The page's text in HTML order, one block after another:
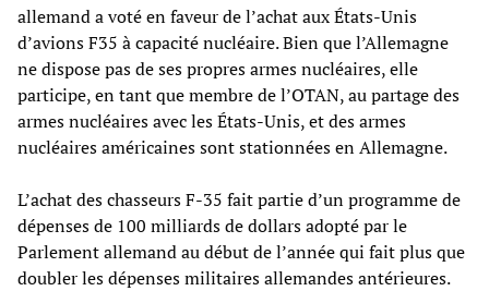
allemand a voté en faveur de l’achat aux États-Unis
d’avions F35 à capacité nucléaire. Bien que l’Allemagne
ne dispose pas de ses propres armes nucléaires, elle
participe, en tant que membre de l’OTAN, au partage des
armes nucléaires avec les États-Unis, et des armes
nucléaires américaines sont stationnées en Allemagne.
L’achat des chasseurs F-35 fait partie d’un programme de
dépenses de 100 milliards de dollars adopté par le
Parlement allemand au début de l’année qui fait plus que
doubler les dépenses militaires allemandes antérieures.